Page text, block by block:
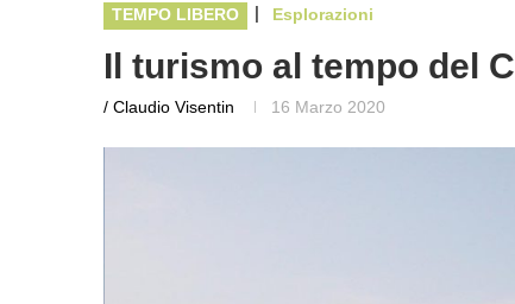
TEMPO LIBERO | Esplorazioni
Il turismo al tempo del
/ Claudio Visentin 16 Marzo 2020